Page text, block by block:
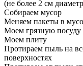
(не более 2 см
Собираем мусор
Меняем пакеты в
Моем грязную посуду
Моем плиту
Протираем пыль на
поверхностях